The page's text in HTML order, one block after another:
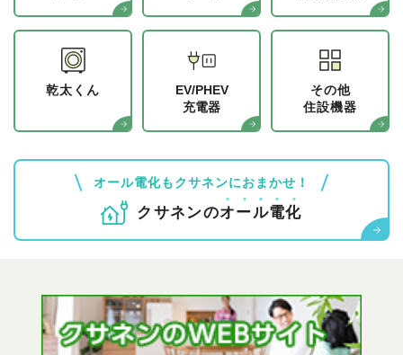
乾太くん
EV/PHEV
充電器
その他
住設機器
オール電化もクサネンにおまかせ！
クサネンのオール電化